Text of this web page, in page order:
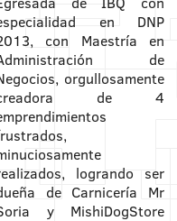
en DNP
con Maestría en
de
orgullosamente
de 4
logrando ser
de Carnicería Mr
y MishiDogStore